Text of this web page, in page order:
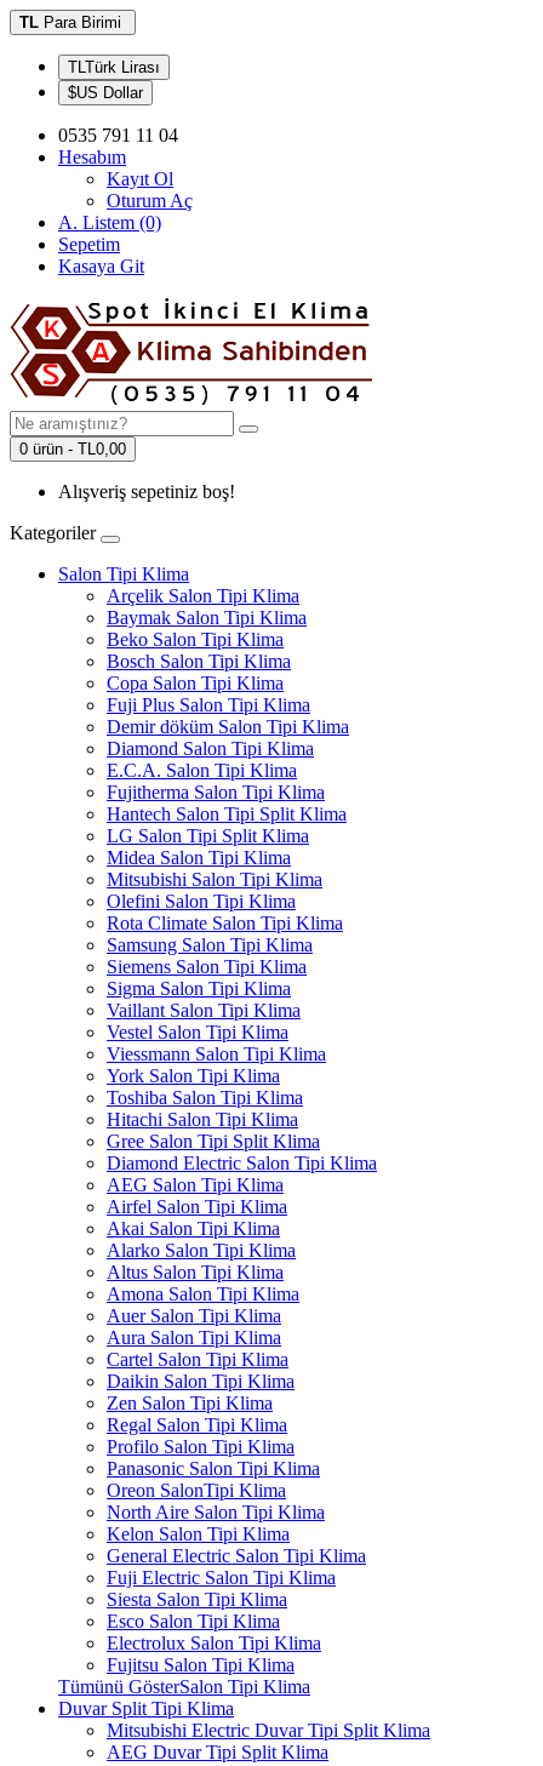
TL Para Birimi
TLTürk Lirası
$US Dollar
0535 791 11 04
Hesabım
Kayıt Ol
Oturum Aç
A. Listem (0)
Sepetim
Kasaya Git
0 ürün - TL0,00
Alışveriş sepetiniz boş!
Kategoriler
Salon Tipi Klima
Arçelik Salon Tipi Klima
Baymak Salon Tipi Klima
Beko Salon Tipi Klima
Bosch Salon Tipi Klima
Copa Salon Tipi Klima
Fuji Plus Salon Tipi Klima
Demir döküm Salon Tipi Klima
Diamond Salon Tipi Klima
E.C.A. Salon Tipi Klima
Fujitherma Salon Tipi Klima
Hantech Salon Tipi Split Klima
LG Salon Tipi Split Klima
Midea Salon Tipi Klima
Mitsubishi Salon Tipi Klima
Olefini Salon Tipi Klima
Rota Climate Salon Tipi Klima
Samsung Salon Tipi Klima
Siemens Salon Tipi Klima
Sigma Salon Tipi Klima
Vaillant Salon Tipi Klima
Vestel Salon Tipi Klima
Viessmann Salon Tipi Klima
York Salon Tipi Klima
Toshiba Salon Tipi Klima
Hitachi Salon Tipi Klima
Gree Salon Tipi Split Klima
Diamond Electric Salon Tipi Klima
AEG Salon Tipi Klima
Airfel Salon Tipi Klima
Akai Salon Tipi Klima
Alarko Salon Tipi Klima
Altus Salon Tipi Klima
Amona Salon Tipi Klima
Auer Salon Tipi Klima
Aura Salon Tipi Klima
Cartel Salon Tipi Klima
Daikin Salon Tipi Klima
Zen Salon Tipi Klima
Regal Salon Tipi Klima
Profilo Salon Tipi Klima
Panasonic Salon Tipi Klima
Oreon SalonTipi Klima
North Aire Salon Tipi Klima
Kelon Salon Tipi Klima
General Electric Salon Tipi Klima
Fuji Electric Salon Tipi Klima
Siesta Salon Tipi Klima
Esco Salon Tipi Klima
Electrolux Salon Tipi Klima
Fujitsu Salon Tipi Klima
Tümünü GösterSalon Tipi Klima
Duvar Split Tipi Klima
Mitsubishi Electric Duvar Tipi Split Klima
AEG Duvar Tipi Split Klima